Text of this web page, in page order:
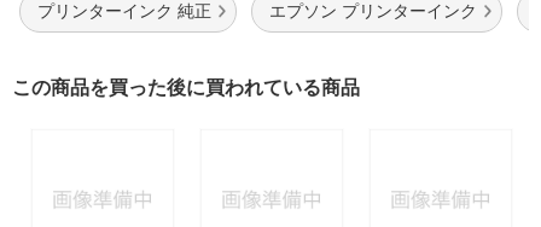
プリンターインク 純正 エプソン プリンターインク
この商品を買った後に買われている商品